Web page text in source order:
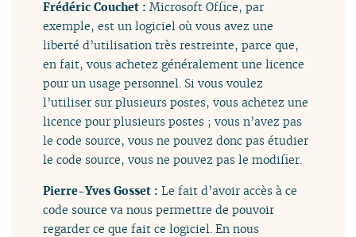
Frédéric Couchet :Microsoft Office, par
exemple, est un logiciel où vous avez une
liberté d’utilisation très restreinte, parce que,
en fait, vous achetez généralement une licence
pour un usage personnel. Si vous voulez
l’utiliser sur plusieurs postes, vous achetez une
licence pour plusieurs postes ; vous n’avez pas
le code source, vous ne pouvez donc pas étudier
le code source, vous ne pouvez pas le modifier.
Pierre-Yves Gosset :Le fait d’avoir accès à ce
code source va nous permettre de pouvoir
regarder ce que fait ce logiciel. En nous